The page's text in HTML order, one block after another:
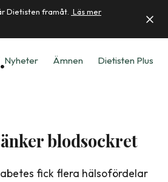
Dietisten framåt. Läs mer
Nyheter Ämnen Dietisten Plus
blodsockret
fick flera hälsofördelar